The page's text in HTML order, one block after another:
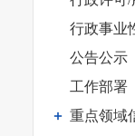
行政事业
公告公示
工作部署
重点领域